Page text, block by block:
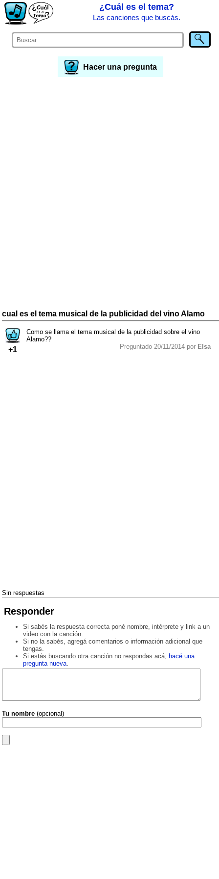
¿Cuál es el tema?
Las canciones que buscás.
Hacer una pregunta
cual es el tema musical de la publicidad del vino Alamo
+1
Como se llama el tema musical de la publicidad sobre el vino
Alamo??
Preguntado 20/11/2014 por Elsa
Sin respuestas
Responder
Si sabés la respuesta correcta poné nombre, intérprete y link a un
video con la canción.
Si no la sabés, agregá comentarios o información adicional que
tengas.
Si estás buscando otra canción no respondas acá, hacé una
pregunta nueva.
Tu nombre (opcional)